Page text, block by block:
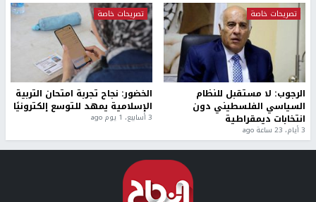
تصريحات خاصة
الرجوب: لا مستقبل للنظام
السياسي الفلسطيني دون
انتخابات ديمقراطية
3 أيام، 23 ساعة ago
تصريحات خاصة
الخضور: نجاح تجربة امتحان التربية
الإسلامية يمهد للتوسع إلكترونيًا
3 أسابيع، 1 يوم ago